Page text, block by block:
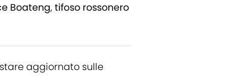
Boateng,tifoso rossonero
aggiornato sulle